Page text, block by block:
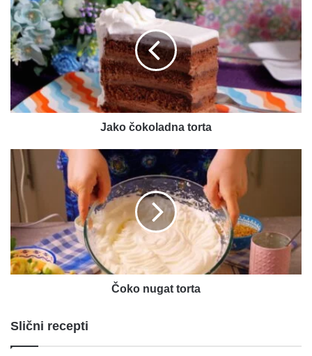
čokoladna
torta
Jako čokoladna torta
Čoko
torta
Čoko nugat torta
Slični recepti